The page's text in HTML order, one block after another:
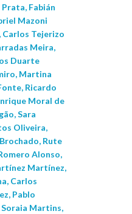
Fabián
Mazoni
Carlos Tejerizo
Meira,
Duarte
Martina
Ricardo
Moral de
Sara
Oliveira,
Rute
Alonso,
Martínez,
Carlos
Pablo
Martins,